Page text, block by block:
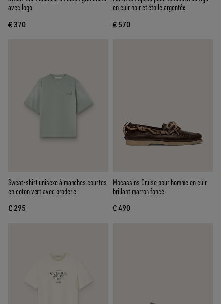
avec logo
€ 370
en cuir noir et étoile argentée
€ 570
Sweat-shirt unisexe à manches courtes
en coton vert avec broderie
€ 295
Mocassins Cruise pour homme en cuir
brillant marron foncé
€ 490